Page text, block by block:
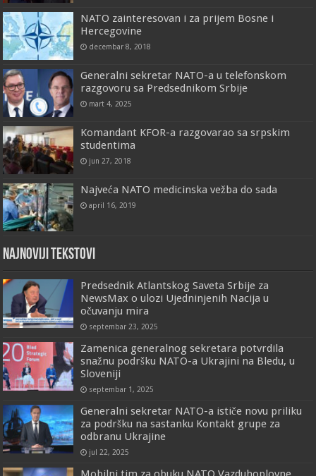
NATO zainteresovan i za prijem Bosne i
Hercegovine
decembar 8, 2018
Generalni sekretar NATO-a u telefonskom
razgovoru sa Predsednikom Srbije
mart 4, 2025
Komandant KFOR-a razgovarao sa srpskim
studentima
jun 27, 2018
Najveća NATO medicinska vežba do sada
april 16, 2019
Najnoviji tekstovi
Predsednik Atlantskog Saveta Srbije za
NewsMax o ulozi Ujedninjenih Nacija u
očuvanju mira
septembar 23, 2025
Zamenica generalnog sekretara potvrdila
snažnu podršku NATO-a Ukrajini na Bledu, u
Sloveniji
septembar 1, 2025
Generalni sekretar NATO-a ističe novu priliku
za podršku na sastanku Kontakt grupe za
odbranu Ukrajine
jul 22, 2025